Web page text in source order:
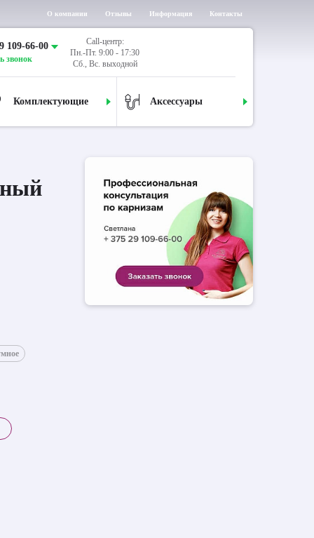
О компании Отзывы Информация Контакты
109-66-00
звонок
Call-центр:
Пн.-Пт. 9:00 - 17:30
Сб., Вс. выходной
Комплектующие Аксессуары